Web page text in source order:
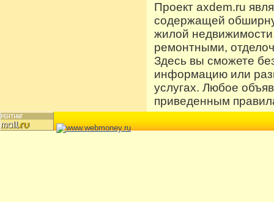
Проект axdem.ru
содержащей
жилой
ремонтными,
Здесь вы сможете
информацию или
услугах. Любое
приведенным